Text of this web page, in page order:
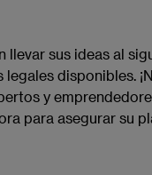
sus ideas al
disponibles.
y
para asegurar su